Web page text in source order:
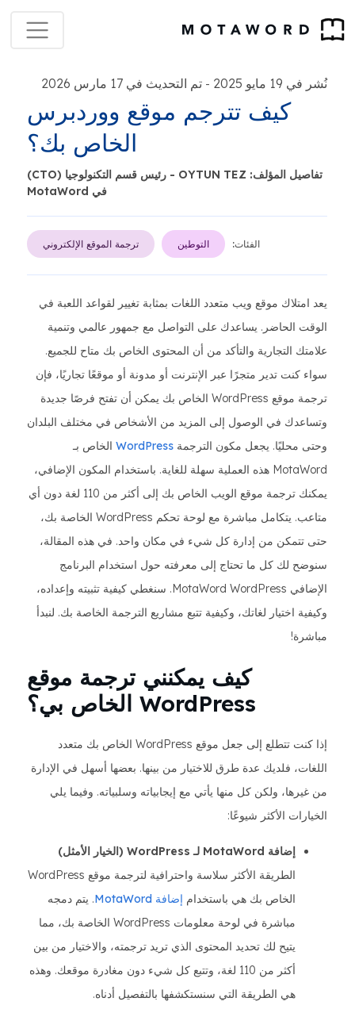
نُشر في 19 مايو 2025 - تم التحديث في 17 مارس 2026
كيف تترجم موقع ووردبرس
الخاص بك؟
تفاصيل المؤلف: OYTUN TEZ - رئيس قسم التكنولوجيا (CTO)
في MotaWord
الفئات: التوطين ترجمة الموقع الإلكتروني
يعد امتلاك موقع ويب متعدد اللغات بمثابة تغيير لقواعد اللعبة في
الوقت الحاضر. يساعدك على التواصل مع جمهور عالمي وتنمية
علامتك التجارية والتأكد من أن المحتوى الخاص بك متاح للجميع.
سواء كنت تدير متجرًا عبر الإنترنت أو مدونة أو موقعًا تجاريًا، فإن
ترجمة موقع WordPress الخاص بك يمكن أن تفتح فرصًا جديدة
وتساعدك في الوصول إلى المزيد من الأشخاص في مختلف البلدان
وحتى محليًا. يجعل مكون الترجمة WordPressالخاص بـ
MotaWord هذه العملية سهلة للغاية. باستخدام المكون الإضافي،
يمكنك ترجمة موقع الويب الخاص بك إلى أكثر من 110 لغة دون أي
متاعب. يتكامل مباشرة مع لوحة تحكم WordPress الخاصة بك،
حتى تتمكن من إدارة كل شيء في مكان واحد. في هذه المقالة،
سنوضح لك كل ما تحتاج إلى معرفته حول استخدام البرنامج
الإضافي MotaWord WordPress. سنغطي كيفية تثبيته وإعداده،
وكيفية اختيار لغاتك، وكيفية تتبع مشاريع الترجمة الخاصة بك. لنبدأ
مباشرة!
كيف يمكنني ترجمة موقع
WordPress الخاص بي؟
إذا كنت تتطلع إلى جعل موقع WordPress الخاص بك متعدد
اللغات، فلديك عدة طرق للاختيار من بينها. بعضها أسهل في الإدارة
من غيرها، ولكن كل منها يأتي مع إيجابياته وسلبياته. وفيما يلي
الخيارات الأكثر شيوعًا:
إضافة MotaWord لـ WordPress (الخيار الأمثل)
الطريقة الأكثر سلاسة واحترافية لترجمة موقع WordPress
الخاص بك هي باستخدام إضافة MotaWord
. يتم دمجه
مباشرة في لوحة معلومات WordPress الخاصة بك، مما
يتيح لك تحديد المحتوى الذي تريد ترجمته، والاختيار من بين
أكثر من 110 لغة، وتتبع كل شيء دون مغادرة موقعك. وهذه
هي الطريقة التي سنستكشفها بالتفصيل أدناه.